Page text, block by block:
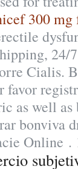
300
24/
Cialis.
as well
bonviva
Online .